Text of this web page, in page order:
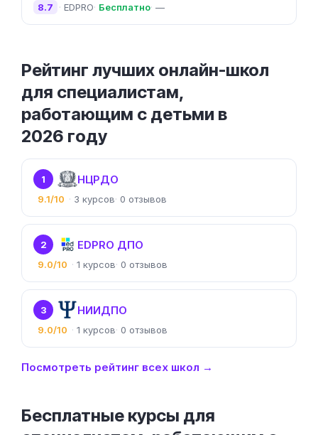
EDPRO Бесплатно —
8.7
Рейтинг лучших онлайн-школ
для специалистам,
работающим с детьми в
2026 году
1 НЦРДО
9.1/10 3 0
2 EDPRO ДПО
9.0/10 1 0
3 НИИДПО
9.0/10 1 0
Посмотреть рейтинг всех школ →
Бесплатные курсы для